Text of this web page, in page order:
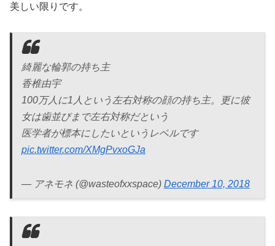
美しい限りです。
綺麗な輪郭の持ち主
香椎由宇
100万人に1人という左右対称の顔の持ち主。更に彼
女は歯並びまで左右対称だという
医学者が標本にしたいというレベルです
pic.twitter.com/XMgPvxoGJa
— アネモネ (@wasteofxxspace) December 10, 2018